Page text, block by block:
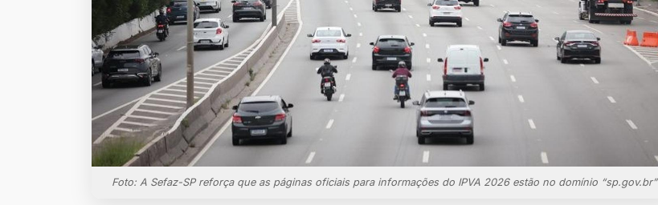
Foto: A Sefaz-SP reforça que as páginas oficiais para informações do IPVA 2026 estão no domínio “sp.gov.br”